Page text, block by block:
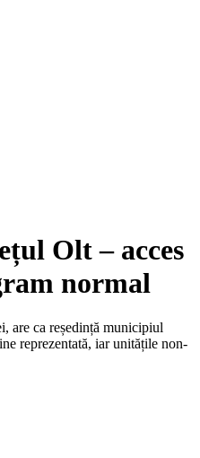
Olt – acces
normal
are ca reședință municipiul
reprezentată, iar unitățile non-